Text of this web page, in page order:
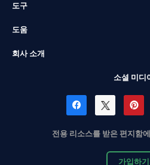
도구
도움
회사 소개
소셜 미디
전용 리소스를 받은 편지함
가입하기